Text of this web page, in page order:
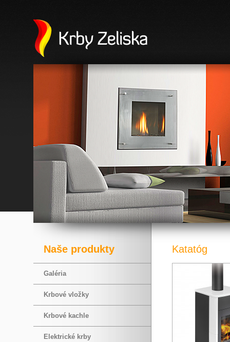
Naše produkty
Galéria
Krbové vložky
Krbové kachle
Elektrické krby
Katatóg